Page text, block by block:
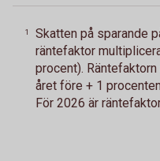
1
Skatten på sparande
räntefaktor
procent).
året före + 1
För 2026 är